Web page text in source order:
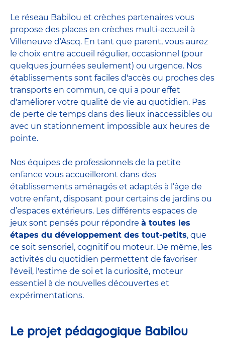
Le réseau Babilou et crèches partenaires vous
propose des places en crèches multi-accueil à
Villeneuve d’Ascq. En tant que parent, vous aurez
le choix entre accueil régulier, occasionnel (pour
quelques journées seulement) ou urgence. Nos
établissements sont faciles d'accès ou proches des
transports en commun, ce qui a pour effet
d'améliorer votre qualité de vie au quotidien. Pas
de perte de temps dans des lieux inaccessibles ou
avec un stationnement impossible aux heures de
pointe.
Nos équipes de professionnels de la petite
enfance vous accueilleront dans des
établissements aménagés et adaptés à l’âge de
votre enfant, disposant pour certains de jardins ou
d’espaces extérieurs. Les différents espaces de
jeux sont pensés pour répondre à toutes les
étapes du développement des tout-petits, que
ce soit sensoriel, cognitif ou moteur. De même, les
activités du quotidien permettent de favoriser
l'éveil, l'estime de soi et la curiosité, moteur
essentiel à de nouvelles découvertes et
expérimentations.
Le projet pédagogique Babilou